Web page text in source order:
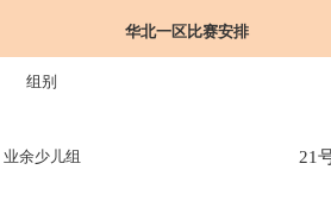
华北一区比赛安排
组别
业余少儿组 21